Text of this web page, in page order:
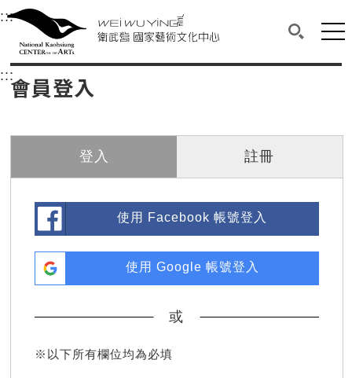
衛武營國家藝術文化中心
中央內容區塊，為本頁主要內容區。
:::選單連結區塊，此區塊列有本網站主要連結。
衛武營國家藝術文化中心
搜尋(開
網
::: 中央內容區塊，為本頁主要內容區。
會員登入
登入 註冊
使用 Facebook 帳號登入
使用 Google 帳號登入
或
※以下所有欄位均為必填